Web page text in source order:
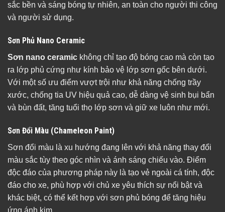
sắc bền và sáng bóng tự nhiên, an toàn cho người thi công
và người sử dụng.
Sơn Phủ Nano Ceramic
Sơn nano ceramic không chỉ tạo độ bóng cao mà còn tạo
ra lớp phủ cứng như kính bảo vệ lớp sơn gốc bên dưới.
Với một số ưu điểm vượt trội như khả năng chống trầy
xước, chống tia UV hiệu quả cao, dễ dàng vệ sinh bụi bẩn
và bùn đất, tăng tuổi thọ lớp sơn và giữ xe luôn như mới.
Sơn Đổi Màu (Chameleon Paint)
Sơn đổi màu là xu hướng đang lên với khả năng thay đổi
màu sắc tùy theo góc nhìn và ánh sáng chiếu vào. Điểm
độc đáo của phương pháp này là tạo vẻ ngoài cá tính, độc
đáo cho xe, phù hợp với chủ xe yêu thích sự nổi bật và
khác biệt, có thể kết hợp với sơn phủ bóng để tăng hiệu
ứng ánh kim.